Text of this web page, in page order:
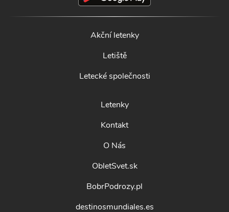
Akční letenky
Letiště
Letecké společnosti
Letenky
Kontakt
O Nás
ObletSvet.sk
BobrPodrozy.pl
destinosmundiales.es